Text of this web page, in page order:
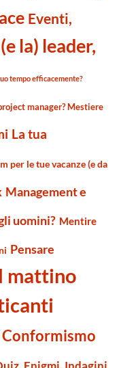
Eventi,
la) leader,
tempo efficacemente?
manager? Mestiere
La tua
per le tue vacanze (e da
Management e
uomini? Mentire
Pensare
mattino